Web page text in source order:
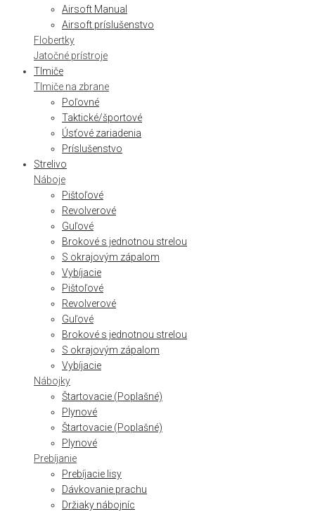
Airsoft Manual
Airsoft príslušenstvo
Flobertky
Jatočné prístroje
Tlmiče
Tlmiče na zbrane
Poľovné
Taktické/športové
Úsťové zariadenia
Príslušenstvo
Strelivo
Náboje
Pištoľové
Revolverové
Guľové
Brokové s jednotnou strelou
S okrajovým zápalom
Vybíjacie
Pištoľové
Revolverové
Guľové
Brokové s jednotnou strelou
S okrajovým zápalom
Vybíjacie
Nábojky
Štartovacie (Poplašné)
Plynové
Štartovacie (Poplašné)
Plynové
Prebíjanie
Prebíjacie lisy
Dávkovanie prachu
Držiaky nábojníc